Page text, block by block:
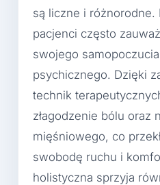
są liczne i
pacjenci często
swojego
psychicznego. Dzięki
technik
złagodzenie bólu oraz
mięśniowego, co
swobodę ruchu i
holistyczna sprzyja